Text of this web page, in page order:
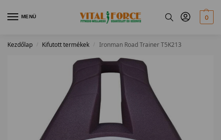
MENÜ 0
Kezdőlap / Kifutott termékek / Ironman Road Trainer T5K213